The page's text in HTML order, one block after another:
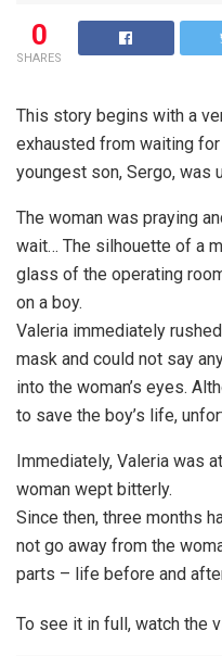
0
SHARES
This story begins with a
exhausted from waiting
youngest son, Sergo, was
The woman was praying
wait… The silhouette of a
glass of the operating
on a boy.
Valeria immediately
mask and could not say
into the woman’s eyes.
to save the boy’s life,
Immediately, Valeria was
woman wept bitterly.
Since then, three months
not go away from the
parts – life before and
To see it in full, watch the